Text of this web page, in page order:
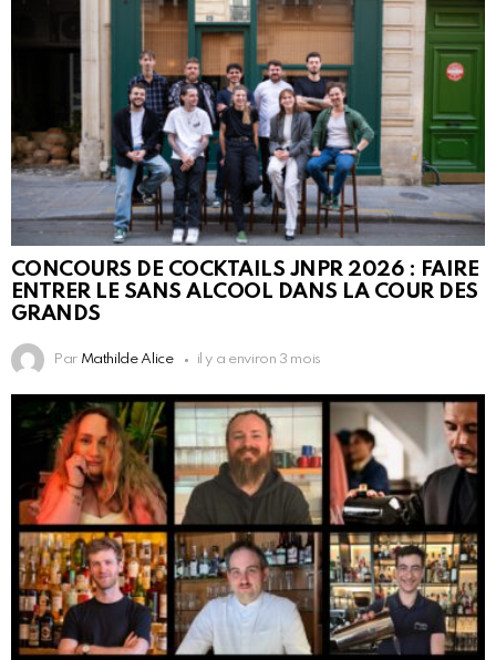
CONCOURS DE COCKTAILS JNPR 2026 : FAIRE
ENTRER LE SANS ALCOOL DANS LA COUR DES
GRANDS
Par Mathilde Alice il y a environ 3 mois